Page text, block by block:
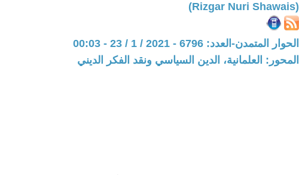
(Rizgar Nuri Shawais)
الحوار المتمدن-العدد: 6796 - 2021 / 1 / 23 - 00:03
المحور: العلمانية، الدين السياسي ونقد الفكر الديني